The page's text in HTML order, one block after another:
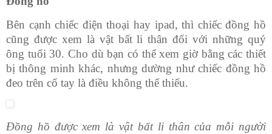
Bên cạnh chiếc điện thoại hay ipad, thì chiếc đồng hồ
cũng được xem là vật bất li thân đối với những quý
ông tuổi 30. Cho dù bạn có thể xem giờ bằng các thiết
bị thông minh khác, nhưng dường như chiếc đồng hồ
đeo trên cổ tay là điều không thể thiếu.
Đồng hồ được xem là vật bất li thân của mỗi người